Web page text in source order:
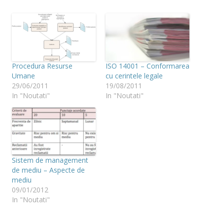
Procedura Resurse
Umane
29/06/2011
In "Noutati"
ISO 14001 – Conformarea
cu cerintele legale
19/08/2011
In "Noutati"
Sistem de management
de mediu – Aspecte de
mediu
09/01/2012
In "Noutati"